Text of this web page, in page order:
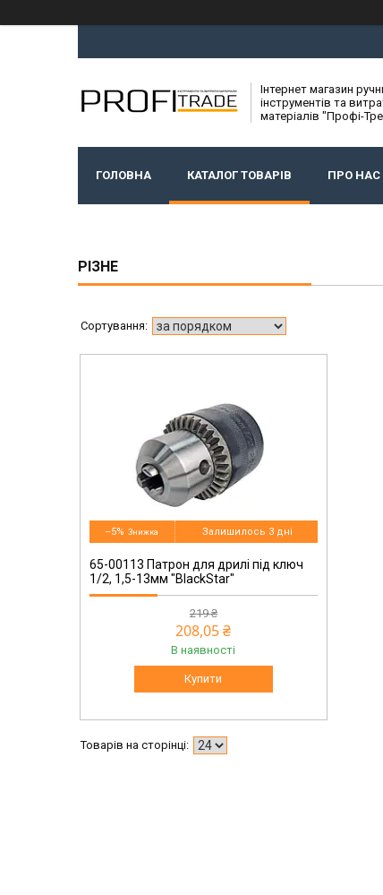
Інтернет магазин
інструментів та
матеріалів "Профі-
ГОЛОВНА КАТАЛОГ ТОВАРІВ ПРО НАС
РІЗНЕ
–5% Залишилось 3 дні
65-00113 Патрон для дрилі під ключ
1/2, 1,5-13мм "BlackStar"
219 ₴
208,05 ₴
В наявності
Купити